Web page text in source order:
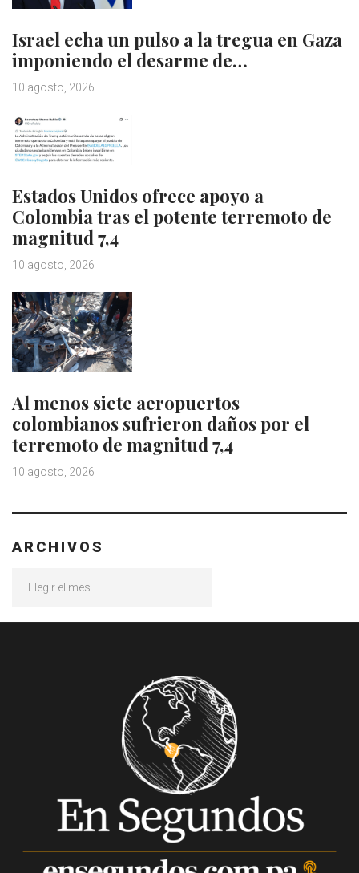
Israel echa un pulso a la tregua en Gaza
imponiendo el desarme de…
10 agosto, 2026
Estados Unidos ofrece apoyo a
Colombia tras el potente terremoto de
magnitud 7,4
10 agosto, 2026
Al menos siete aeropuertos
colombianos sufrieron daños por el
terremoto de magnitud 7,4
10 agosto, 2026
ARCHIVOS